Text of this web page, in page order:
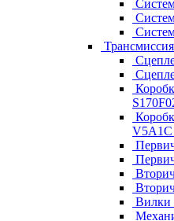
V5A1C
Вилки